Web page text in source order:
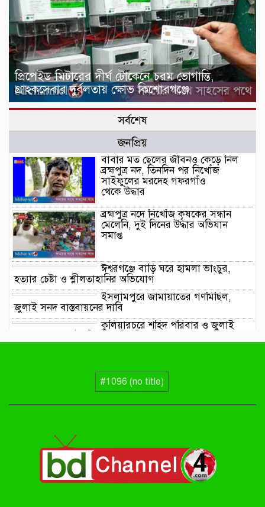
প্রিপেইড মিটারের দীর্ঘ টোকেনে চরম ভোগান্তি,
গ্রাহকসেবার দুর্বলতায় ক্ষোভ কিশোরগঞ্জে
সর্বশেষ
জনপ্রিয়
বাবার মত ছেলের জীবনও কেড়ে নিল
ব্রহ্মপুত্র নদ, তিনদিন পর নিখোঁজ
সাইফুলের মরদেহ গফরগাঁও
থেকে উদ্ধার
ব্রহ্মপুত্র নদে নিখোঁজ কৃষকের সন্ধান
মেলেনি, দুই দিনের উদ্ধার অভিযান
সমাপ্ত
ঈশ্বরগঞ্জে বাড়ি ঘরে হামলা ভাংচুর,
হত্যার চেষ্টা ও শ্লীলতাহানির অভিযোগ
ইসলামপুরে জামায়াতের গণমিছিল,
জুলাই সনদ বাস্তবায়নের দাবি
কুলিয়ারচরে শহিদ পরিবার ও জুলাই
বাস্তবায়নের দাবি
নৌকার পাটাতন তুলতে নদীতে নেমে
তাড়াইলে জুলাই গণঅভ্যুত্থান দিবস
পালন, সংবর্ধনা পেলেন জুলাই যোদ্ধারা
#1096 (no title)